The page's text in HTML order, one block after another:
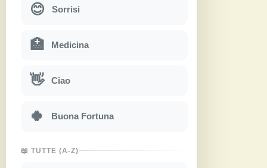
😊 Sorrisi
🏥 Medicina
👋 Ciao
🍀 Buona Fortuna
📖 TUTTE (A-Z)